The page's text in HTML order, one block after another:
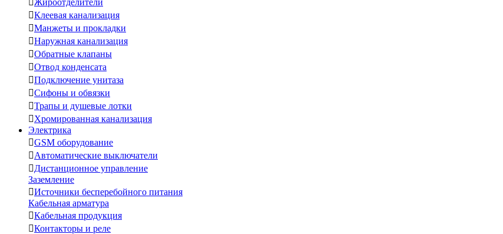
Жироотделители
Клеевая канализация
Манжеты и прокладки
Наружная канализация
Обратные клапаны
Отвод конденсата
Подключение унитаза
Сифоны и обвязки
Трапы и душевые лотки
Хромированная канализация
Электрика
GSM оборудование
Автоматические выключатели
Дистанционное управление
Заземление
Источники бесперебойного питания
Кабельная арматура
Кабельная продукция
Контакторы и реле